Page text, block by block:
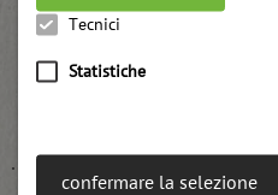
Tecnici
Statistiche
confermare la selezione